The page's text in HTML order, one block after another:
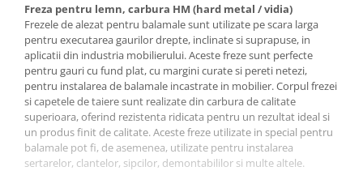
Freza pentru lemn, carbura HM (hard metal / vidia)
Frezele de alezat pentru balamale sunt utilizate pe scara larga
pentru executarea gaurilor drepte, inclinate si suprapuse, in
aplicatii din industria mobilierului. Aceste freze sunt perfecte
pentru gauri cu fund plat, cu margini curate si pereti netezi,
pentru instalarea de balamale incastrate in mobilier. Corpul frezei
si capetele de taiere sunt realizate din carbura de calitate
superioara, oferind rezistenta ridicata pentru un rezultat ideal si
un produs finit de calitate. Aceste freze utilizate in special pentru
balamale pot fi, de asemenea, utilizate pentru instalarea
sertarelor, clantelor, sipcilor, demontabililor si multe altele.